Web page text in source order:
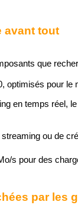
avant tout
que
pour le
en temps réel,
ou de
s pour des
par les